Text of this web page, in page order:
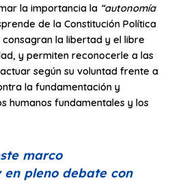
la importancia la “autonomía
de la Constitución Política
consagran la libertad y el libre
y permiten reconocerle a las
según su voluntad frente a
la fundamentación y
humanos fundamentales y los
marco
pleno debate con